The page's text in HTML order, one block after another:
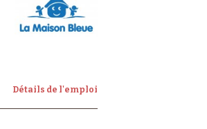
Détails de l'emploi